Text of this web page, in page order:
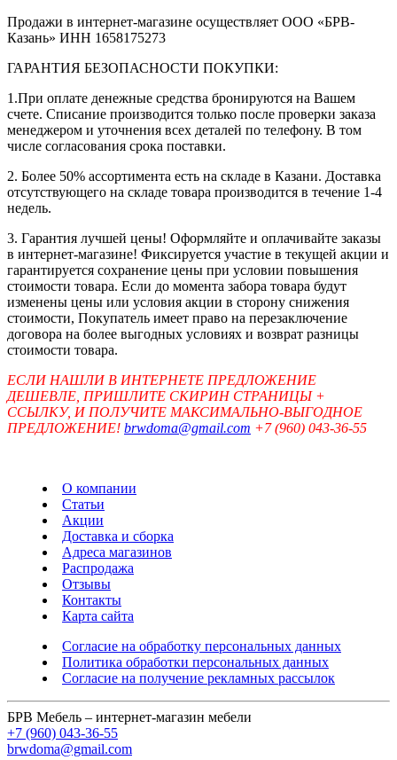
Продажи в интернет-магазине осуществляет ООО «БРВ-
Казань» ИНН 1658175273
ГАРАНТИЯ БЕЗОПАСНОСТИ ПОКУПКИ:
1.При оплате денежные средства бронируются на Вашем
счете. Списание производится только после проверки заказа
менеджером и уточнения всех деталей по телефону. В том
числе согласования срока поставки.
2. Более 50% ассортимента есть на складе в Казани. Доставка
отсутствующего на складе товара производится в течение 1-4
недель.
3. Гарантия лучшей цены! Оформляйте и оплачивайте заказы
в интернет-магазине! Фиксируется участие в текущей акции и
гарантируется сохранение цены при условии повышения
стоимости товара. Если до момента забора товара будут
изменены цены или условия акции в сторону снижения
стоимости, Покупатель имеет право на перезаключение
договора на более выгодных условиях и возврат разницы
стоимости товара.
ЕСЛИ НАШЛИ В ИНТЕРНЕТЕ ПРЕДЛОЖЕНИЕ
ДЕШЕВЛЕ, ПРИШЛИТЕ СКИРИН СТРАНИЦЫ +
ССЫЛКУ, И ПОЛУЧИТЕ МАКСИМАЛЬНО-ВЫГОДНОЕ
ПРЕДЛОЖЕНИЕ! brwdoma@gmail.com +7 (960) 043-36-55
О компании
Статьи
Акции
Доставка и сборка
Адреса магазинов
Распродажа
Отзывы
Контакты
Карта сайта
Согласие на обработку персональных данных
Политика обработки персональных данных
Согласие на получение рекламных рассылок
БРВ Мебель – интернет-магазин мебели
+7 (960) 043-36-55
brwdoma@gmail.com